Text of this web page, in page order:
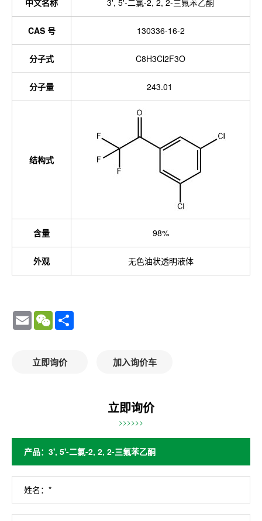
CAS 号 130336-16-2
分子式 C8H3Cl2F3O
分子量 243.01
结构式
含量 98%
外观 无色油状透明液体
Email WeChat
立即询价 加入询价车
立即询价
>>>>>>
姓名：*